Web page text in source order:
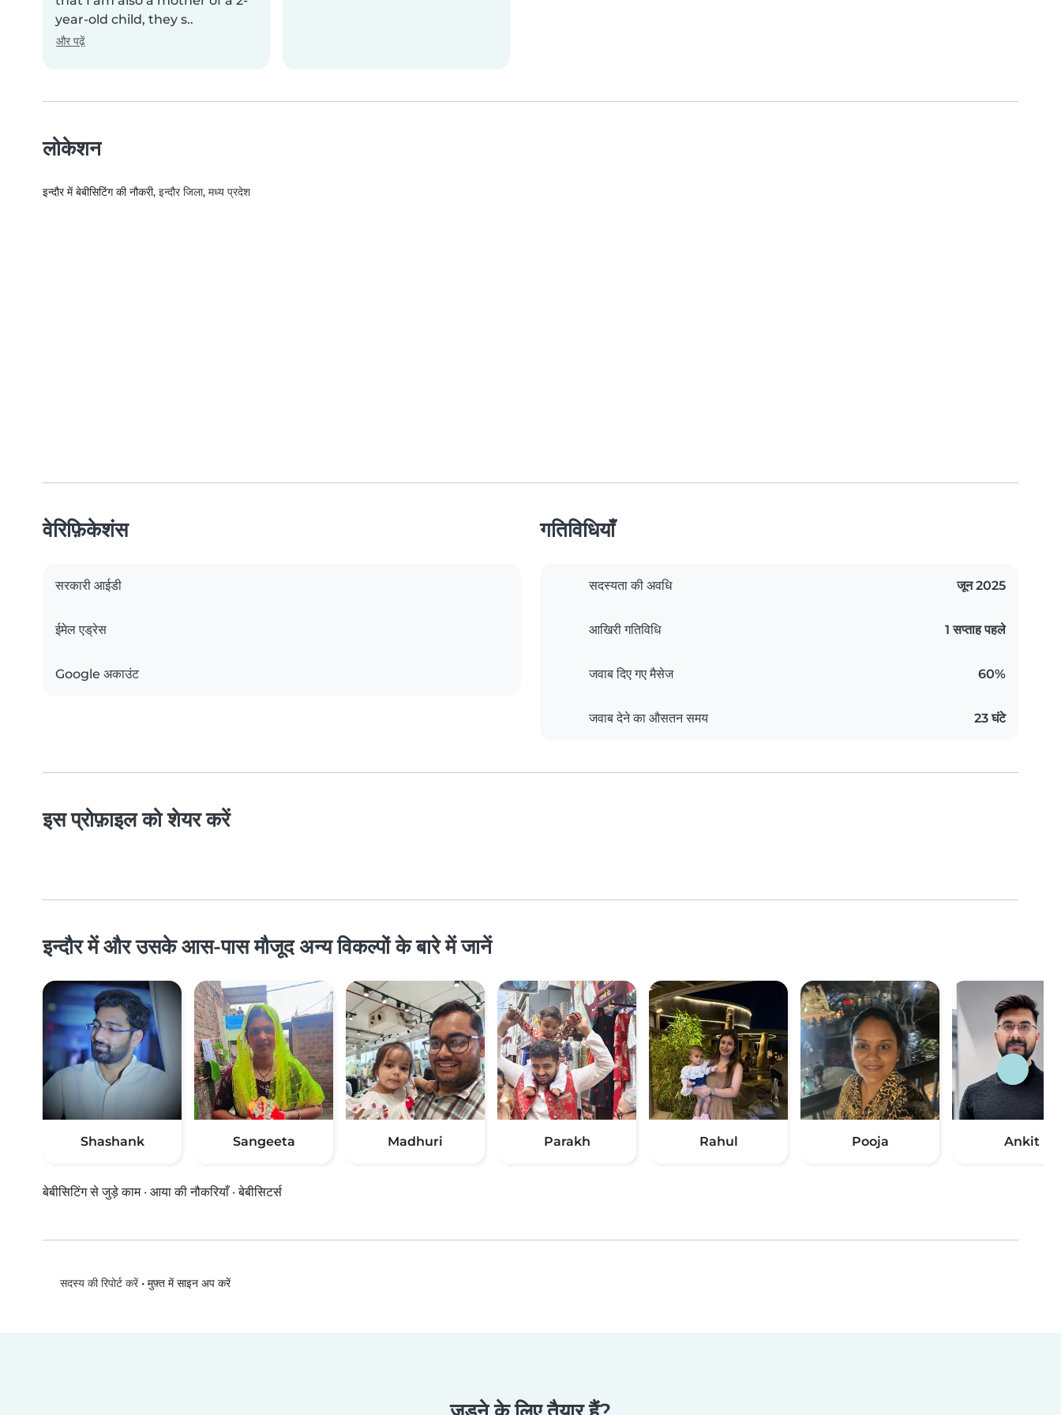
year-old child, they s..
और पढ़ें
लोकेशन
इन्दौर में बेबीसिटिंग की नौकरी, इन्दौर जिला, मध्य प्रदेश
वेरिफ़िकेशंस
सरकारी आईडी
ईमेल एड्रेस
Google अकाउंट
गतिविधियाँ
सदस्यता की अवधि जून 2025
आखिरी गतिविधि 1 सप्ताह पहले
जवाब दिए गए मैसेज 60%
जवाब देने का औसतन समय 23 घंटे
इस प्रोफ़ाइल को शेयर करें
इन्दौर में और उसके आस-पास मौजूद अन्य विकल्पों के बारे में जानें
Shashank Sangeeta Madhuri Parakh Rahul Pooja Ankit
बेबीसिटिंग से जुड़े काम · आया की नौकरियाँ ·बेबीसिटर्स
सदस्य की रिपोर्ट करें• मुफ़्त में साइन अप करें